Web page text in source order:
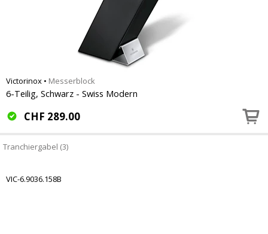
Victorinox • Messerblock
6-Teilig, Schwarz - Swiss Modern
CHF 289.00
Tranchiergabel (3)
VIC-6.9036.158B